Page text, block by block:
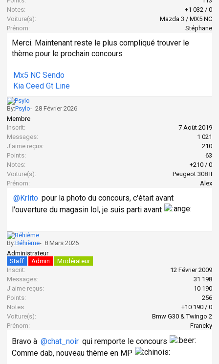
Notes:
+1 032 / 0
Voiture(s):
Mazda 3 / MX5 NC
Prénom:
Stéphane
Merci. Maintenant reste le plus compliqué trouver le
thème pour le prochain concours
Mx5 NC Sendo
Kia Ceed Gt Line
By:Psylo-28 Février 2026
Membre
Inscrit:
7 Août 2019
Messages:
1 021
J'aime reçus:
210
Points:
63
Notes:
+210/ 0
Voiture(s):
Peugeot 308 II
Prénom:
Alex
@Krlito pour la photo du concours, c'était avant
l'ouverture du magasin lol, je suis parti avant
By:Béhième- 8 Mars 2026
Administrateur
Staff
Admin
Modérateur
Inscrit:
12 Février 2009
Messages:
31 198
J'aime reçus:
10 190
Points:
256
Notes:
+10 190/ 0
Voiture(s):
Bmw G30 & Twingo 2
Prénom:
Francky
Bravo à @chat_noir qui remporte le concours
Comme dab, nouveau thème en MP